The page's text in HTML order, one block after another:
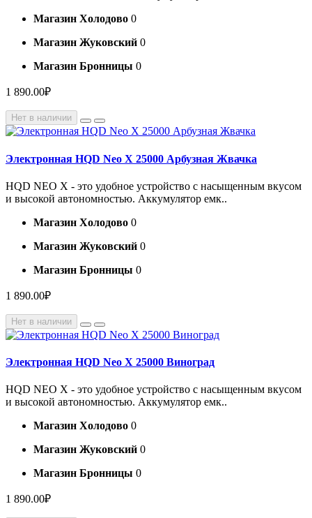
Магазин Холодово 0
Магазин Жуковский 0
Магазин Бронницы 0
1 890.00₽
Нет в наличии
Электронная HQD Neo X 25000 Арбузная Жвачка
HQD NEO X - это удобное устройство с насыщенным вкусом
и высокой автономностью. Аккумулятор емк..
Магазин Холодово 0
Магазин Жуковский 0
Магазин Бронницы 0
1 890.00₽
Нет в наличии
Электронная HQD Neo X 25000 Виноград
HQD NEO X - это удобное устройство с насыщенным вкусом
и высокой автономностью. Аккумулятор емк..
Магазин Холодово 0
Магазин Жуковский 0
Магазин Бронницы 0
1 890.00₽